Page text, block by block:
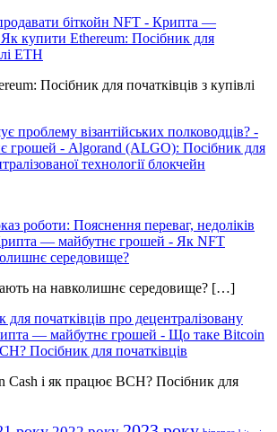
біткойн NFT - Крипта —
Як купити Ethereum: Посібник для
ETH
Посібник для початківців з купівлі
проблему візантійських полководців? -
грошей - Algorand (ALGO): Посібник для
технології блокчейн
роботи: Пояснення переваг, недоліків
— майбутнє грошей - Як NFT
середовище?
на навколишнє середовище? […]
початківців про децентралізовану
— майбутнє грошей - Що таке Bitcoin
Посібник для початківців
і як працює BCH? Посібник для